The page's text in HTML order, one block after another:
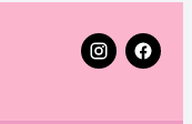
Follow XR